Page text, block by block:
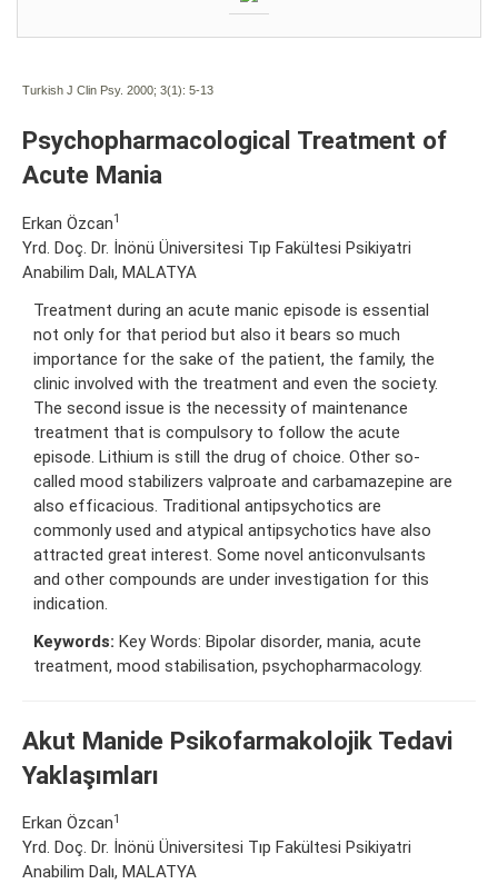
Turkish J Clin Psy. 2000; 3(1): 5-13
Psychopharmacological Treatment of
Acute Mania
Erkan Özcan1
Yrd. Doç. Dr. İnönü Üniversitesi Tıp Fakültesi Psikiyatri
Anabilim Dalı, MALATYA
Treatment during an acute manic episode is essential
not only for that period but also it bears so much
importance for the sake of the patient, the family, the
clinic involved with the treatment and even the society.
The second issue is the necessity of maintenance
treatment that is compulsory to follow the acute
episode. Lithium is still the drug of choice. Other so-
called mood stabilizers valproate and carbamazepine are
also efficacious. Traditional antipsychotics are
commonly used and atypical antipsychotics have also
attracted great interest. Some novel anticonvulsants
and other compounds are under investigation for this
indication.
Keywords: Key Words: Bipolar disorder, mania, acute
treatment, mood stabilisation, psychopharmacology.
Akut Manide Psikofarmakolojik Tedavi
Yaklaşımları
Erkan Özcan1
Yrd. Doç. Dr. İnönü Üniversitesi Tıp Fakültesi Psikiyatri
Anabilim Dalı, MALATYA